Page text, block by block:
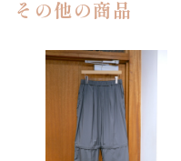
その他の商品